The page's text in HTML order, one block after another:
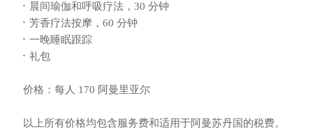
晨间瑜伽和呼吸疗法，30 分钟
芳香疗法按摩，60 分钟
一晚睡眠跟踪
礼包
价格：每人 170 阿曼里亚尔
以上所有价格均包含服务费和适用于阿曼苏丹国的税费。